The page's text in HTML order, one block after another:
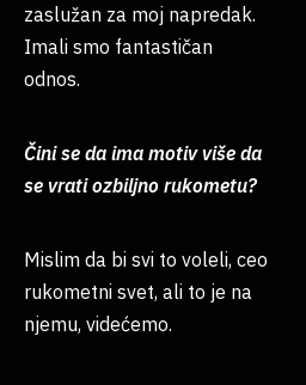
zaslužan za moj napredak.
Imali smo fantastičan
odnos.
Čini se da ima motiv više da
se vrati ozbiljno rukometu?
Mislim da bi svi to voleli, ceo
rukometni svet, ali to je na
njemu, videćemo.